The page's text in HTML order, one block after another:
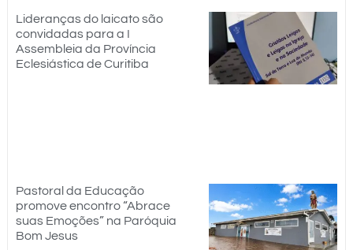
Lideranças do laicato são
convidadas para a I
Assembleia da Província
Eclesiástica de Curitiba
Pastoral da Educação
promove encontro “Abrace
suas Emoções” na Paróquia
Bom Jesus